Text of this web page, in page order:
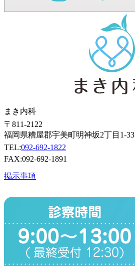
まき内科
〒811-2122
福岡県糟屋郡宇美町明神坂2丁目1-33
TEL:092-692-1822
FAX:092-692-1891
掲示事項